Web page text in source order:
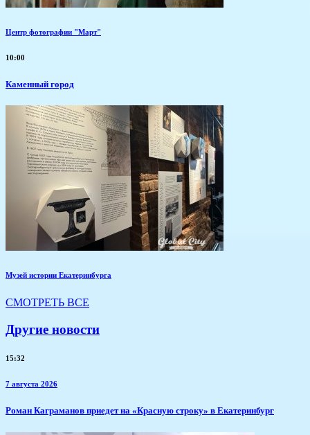
Центр фотографии "Март"
10:00
Каменный город
Музей истории Екатеринбурга
СМОТРЕТЬ ВСЕ
Другие новости
15:32
7 августа 2026
​Роман Каграманов приедет на «Красную строку» в Екатеринбург